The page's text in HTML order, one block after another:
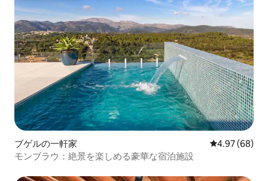
ブゲルの一軒家 レビュー68
4.97 (68)
モンブラウ：絶景を楽しめる豪華な宿泊施設